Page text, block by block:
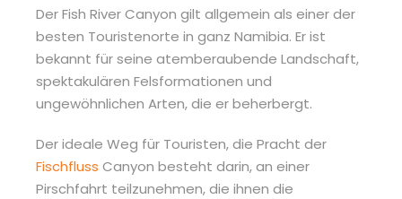
Der Fish River Canyon gilt allgemein als einer der
besten Touristenorte in ganz Namibia. Er ist
bekannt für seine atemberaubende Landschaft,
spektakulären Felsformationen und
ungewöhnlichen Arten, die er beherbergt.
Der ideale Weg für Touristen, die Pracht der
Fischfluss Canyon besteht darin, an einer
Pirschfahrt teilzunehmen, die ihnen die